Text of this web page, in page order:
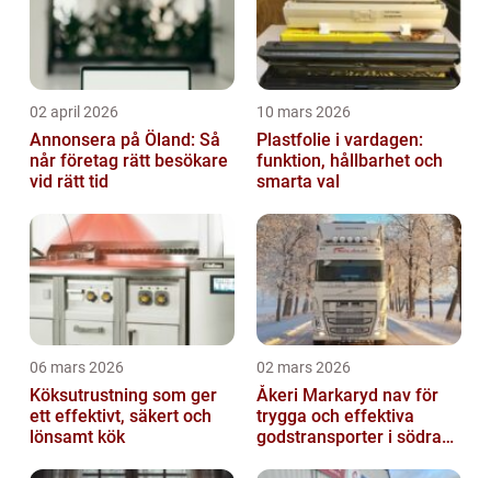
02 april 2026
Annonsera på Öland: Så
når företag rätt besökare
vid rätt tid
10 mars 2026
Plastfolie i vardagen:
funktion, hållbarhet och
smarta val
06 mars 2026
Köksutrustning som ger
ett effektivt, säkert och
lönsamt kök
02 mars 2026
Åkeri Markaryd nav för
trygga och effektiva
godstransporter i södra